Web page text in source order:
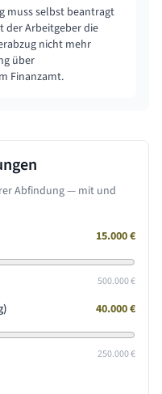
muss selbst beantragt
der Arbeitgeber die
nicht mehr
über
Finanzamt.
Abfindung — mit und
15.000€
500.000 €
40.000€
250.000 €